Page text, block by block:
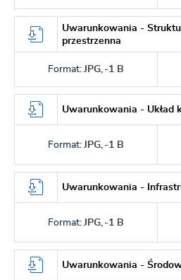
Uwarunkowania -
przestrzenna
Format: JPG, -1 B
Uwarunkowania - Układ
Format: JPG, -1 B
Uwarunkowania -
Format: JPG, -1 B
Uwarunkowania -